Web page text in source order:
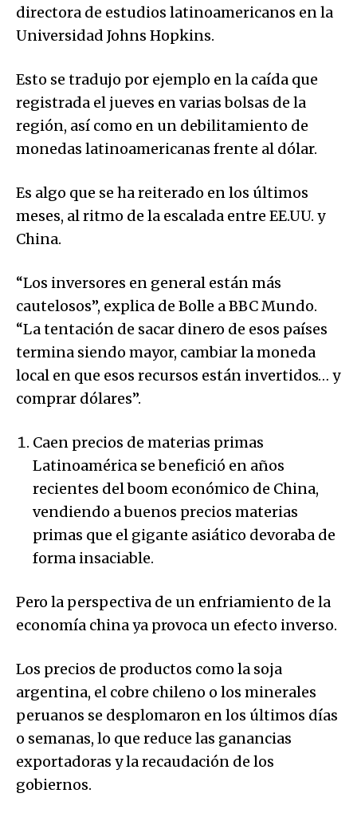
directora de estudios latinoamericanos en la
Universidad Johns Hopkins.
Esto se tradujo por ejemplo en la caída que
registrada el jueves en varias bolsas de la
región, así como en un debilitamiento de
monedas latinoamericanas frente al dólar.
Es algo que se ha reiterado en los últimos
meses, al ritmo de la escalada entre EE.UU. y
China.
“Los inversores en general están más
cautelosos”, explica de Bolle a BBC Mundo.
“La tentación de sacar dinero de esos países
termina siendo mayor, cambiar la moneda
local en que esos recursos están invertidos… y
comprar dólares”.
Caen precios de materias primas
Latinoamérica se benefició en años
recientes del boom económico de China,
vendiendo a buenos precios materias
primas que el gigante asiático devoraba de
forma insaciable.
Pero la perspectiva de un enfriamiento de la
economía china ya provoca un efecto inverso.
Los precios de productos como la soja
argentina, el cobre chileno o los minerales
peruanos se desplomaron en los últimos días
o semanas, lo que reduce las ganancias
exportadoras y la recaudación de los
gobiernos.